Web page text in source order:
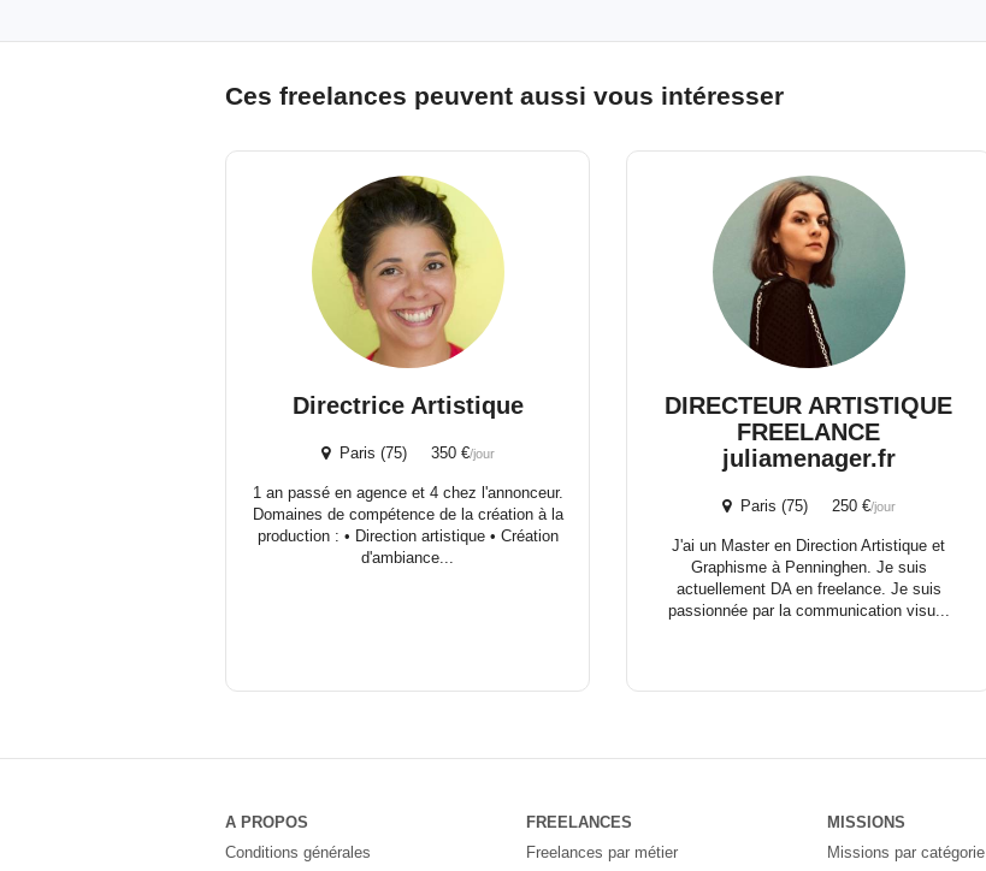
Ces freelances peuvent aussi vous intéresser
Directrice Artistique
Paris (75) 350 €/jour
1 an passé en agence et 4 chez l'annonceur.
Domaines de compétence de la création à la
production : • Direction artistique • Création
d'ambiance...
DIRECTEUR ARTISTIQUE
FREELANCE
juliamenager.fr
Paris (75) 250 €/jour
J'ai un Master en Direction Artistique et
Graphisme à Penninghen. Je suis
actuellement DA en freelance. Je suis
passionnée par la communication visu...
A PROPOS
Conditions générales
FREELANCES
Freelances par métier
MISSIONS
Missions par catégorie